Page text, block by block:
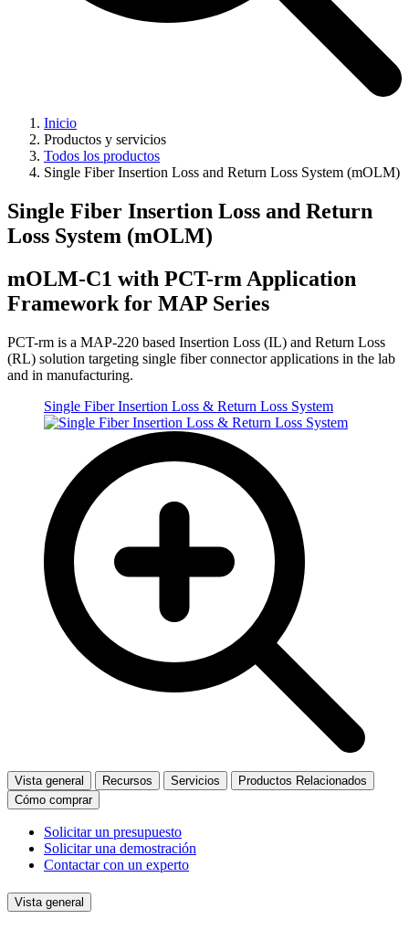
Inicio
Productos y servicios
Todos los productos
Single Fiber Insertion Loss and Return Loss System (mOLM)
Single Fiber Insertion Loss and Return
Loss System (mOLM)
mOLM-C1 with PCT-rm Application
Framework for MAP Series
PCT-rm is a MAP-220 based Insertion Loss (IL) and Return Loss
(RL) solution targeting single fiber connector applications in the lab
and in manufacturing.
Single Fiber Insertion Loss & Return Loss System
Vista general Recursos Servicios
Productos Relacionados
Cómo comprar
Solicitar un presupuesto
Solicitar una demostración
Contactar con un experto
Vista general